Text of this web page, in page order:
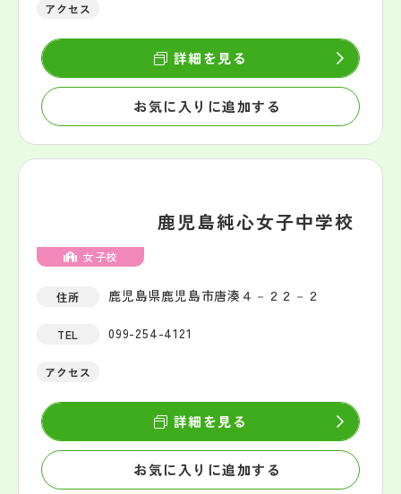
アクセス
お気に入りに追加する
詳細を見る
女子校
鹿児島純心女子中学校
住所 鹿児島県鹿児島市唐湊４－２２－２
TEL 099-254-4121
アクセス
お気に入りに追加する
詳細を見る